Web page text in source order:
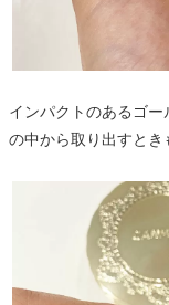
インパクトのあるゴ
の中から取り出すとき